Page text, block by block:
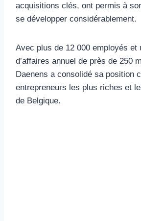
acquisitions clés, ont permis à
se développer considérablement.
Avec plus de 12 000 employés et
d’affaires annuel de près de 250
Daenens a consolidé sa position
entrepreneurs les plus riches et
de Belgique.